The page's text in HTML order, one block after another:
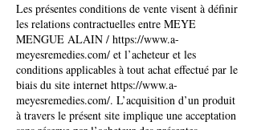
Les présentes conditions de vente visent à définir
les relations contractuelles entre MEYE
MENGUE ALAIN / https://www.a-
meyesremedies.com/ et l’acheteur et les
conditions applicables à tout achat effectué par le
biais du site internet https://www.a-
meyesremedies.com/. L’acquisition d’un produit
à travers le présent site implique une acceptation